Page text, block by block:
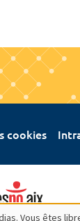
cookies
Vous êtes